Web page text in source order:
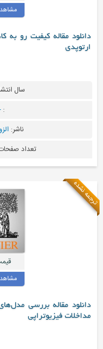
مشاهده متن
مقاله کیفیت رو به کاهش
سال انتشار مقاله:
الزویر - Elsevier
تعداد صفحات مقاله
رایگان
مشاهده متن
مقاله بررسی مدل‌های
فیزیوتراپی